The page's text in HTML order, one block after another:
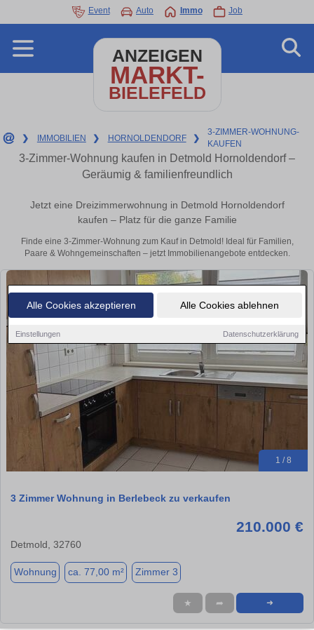
Alle Cookies akzeptieren Alle Cookies ablehnen
Einstellungen Datenschutzerklärung
Event Auto Immo Job
ANZEIGEN
MARKT-
BIELEFELD
❯ IMMOBILIEN ❯ HORNOLDENDORF ❯
3-ZIMMER-WOHNUNG-
KAUFEN
3-Zimmer-Wohnung kaufen in Detmold Hornoldendorf –
Geräumig & familienfreundlich
Jetzt eine Dreizimmerwohnung in Detmold Hornoldendorf
kaufen – Platz für die ganze Familie
Finde eine 3-Zimmer-Wohnung zum Kauf in Detmold! Ideal für Familien,
Paare & Wohngemeinschaften – jetzt Immobilienangebote entdecken.
1 / 8
3 Zimmer Wohnung in Berlebeck zu verkaufen
210.000 €
Detmold, 32760
Wohnung ca. 77,00 m² Zimmer 3
★ ➦ ➜